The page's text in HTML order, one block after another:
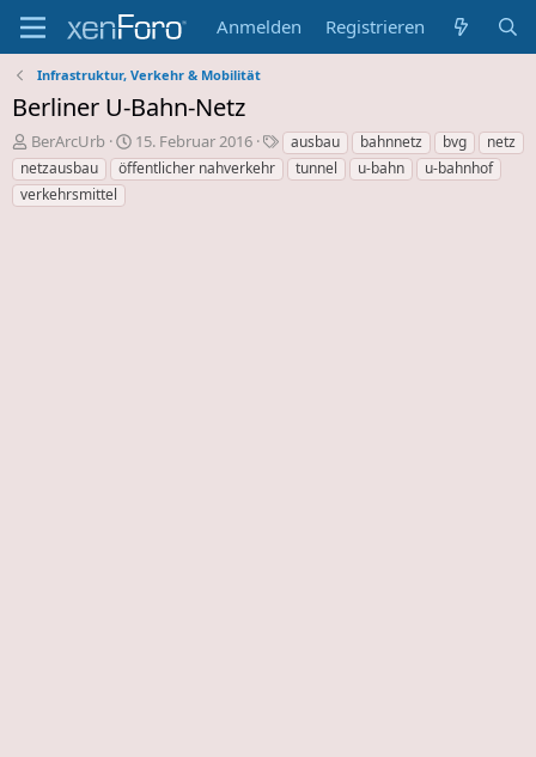
Anmelden Registrieren
Infrastruktur, Verkehr & Mobilität
Berliner U-Bahn-Netz
E
r
s
t
BerArcUrb
E
r
s
15. Februar 2016
S
c
h
ausbau bahnnetz bvg
netz
netzausbau
öffentlicher nahverkehr tunnel u-bahn
u-bahnhof
verkehrsmittel